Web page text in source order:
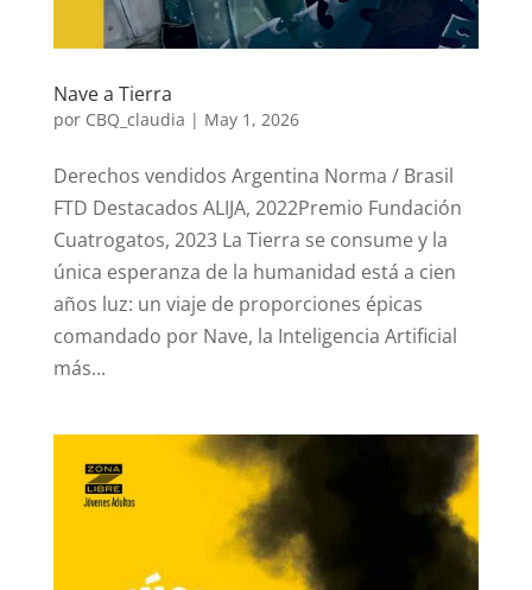
Nave a Tierra
por CBQ_claudia | May 1, 2026
Derechos vendidos Argentina Norma / Brasil
FTD Destacados ALIJA, 2022Premio Fundación
Cuatrogatos, 2023 La Tierra se consume y la
única esperanza de la humanidad está a cien
años luz: un viaje de proporciones épicas
comandado por Nave, la Inteligencia Artificial
más...